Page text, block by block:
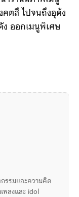
คตสึ ไปจนถึงอุด้ง
ง ออกเมนูพิเศษ
รรมและความคิด
เพลงและ idol